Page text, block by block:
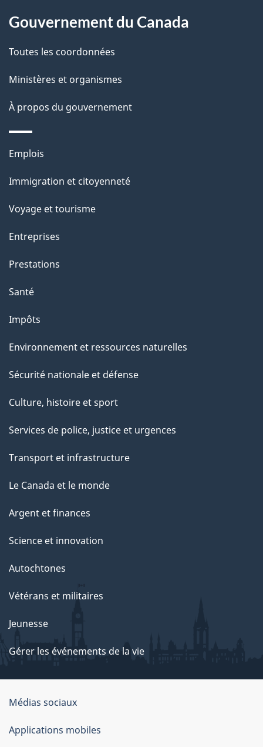
l
p
a
g
e
Gouvernement du Canada
Toutes les coordonnées
Ministères et organismes
À propos du gouvernement
Thèmes
sujets
Emplois
Immigration et citoyenneté
Voyage et tourisme
Entreprises
Prestations
Santé
Impôts
Environnement et ressources naturelles
Sécurité nationale et défense
Culture, histoire et sport
Services de police, justice et urgences
Transport et infrastructure
Le Canada et le monde
Argent et finances
Science et innovation
Autochtones
Vétérans et militaires
Jeunesse
Gérer les événements de la vie
Organisation
du
gouvernement
Médias sociaux
Applications mobiles